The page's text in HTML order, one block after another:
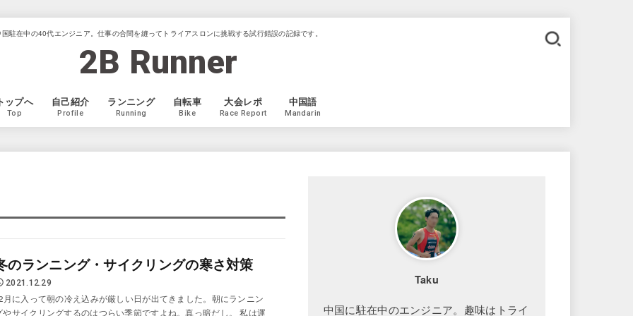
国駐在中の40代エンジニア。仕事の合間を縫ってトライアスロンに挑戦する試行錯誤の記録です。
2B Runner
ップへ
Top
自己紹介
Profile
ランニング
Running
自転車
Bike
大会レポ
Race Report
中国語
Mandarin
のランニング・サイクリングの寒さ対策
2021.12.29
月に入って朝の冷え込みが厳しい日が出てきました。朝にランニン
やサイクリングするのはつらい季節ですよね。真っ暗だし。 私は運
Taku
中国に駐在中のエンジニア。趣味はトライ